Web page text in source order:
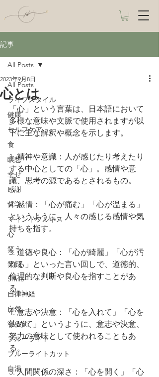
記事
All Posts
ライフスタイル
健康
セルフケア
食
瞑想
幸せ
感謝
哲学
マインドフルネス
心
笑う
笑顔
Smile
自律神経
自然
寝る前
ブルーライト
ブルーライトカット
白湯
All Posts
心とは
2023年9月8日
「心」という言葉は、日本語において
多様な意味や文脈で使用されますが以
下に主な解釈や概念を示します。
1. 精神や意識：人が感じたり考えたり
する中心としての「心」。感情や意
識、思考の源であるとされるもの。
2. 感情：「心が痛む」「心が温まる」
というように、人々の感じる感情や気
持ちを指す。
3. 道徳や良心：「心が綺麗」「心が汚
れる」といった言い回しで、道徳的、
倫理的な判断や良心を指すことがあ
る。
4. 意志や決意：「心を入れて」「心を
決めて」というように、意志や決意、
努力の意味として使われることもあ
る。
5. 人間関係の深さ：「心を開く」「心